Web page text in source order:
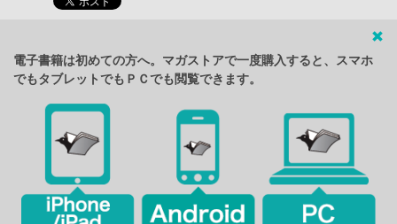
電子書籍は初めての方へ。マガストアで一度購入すると、スマホ
でもタブレットでもＰＣでも閲覧できます。